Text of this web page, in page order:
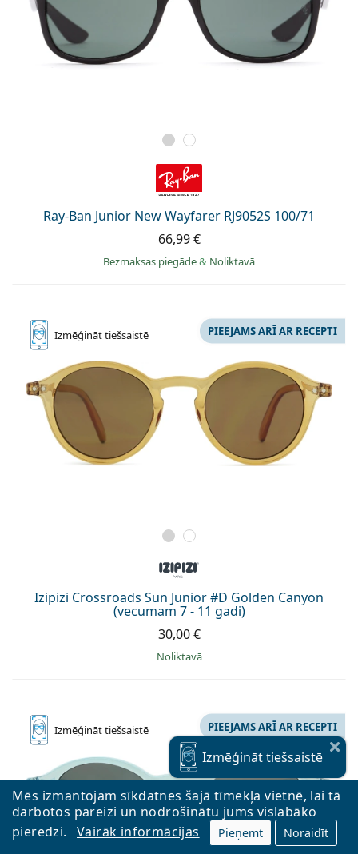
Mēs izmantojam sīkdatnes šajā tīmekļa vietnē, lai tā
darbotos pareizi un nodrošinātu jums vislabāko
pieredzi.
Vairāk informācijas Pieņemt Noraidīt
Ray-Ban Junior New Wayfarer RJ9052S 100/71
66,99 €
Bezmaksas piegāde& Noliktavā
Izmēģināttiešsaistē
Izipizi Crossroads Sun Junior #D Golden Canyon
(vecumam 7 - 11 gadi)
PIEEJAMS ARĪ AR RECEPTI
30,00 €
Noliktavā
Izmēģināttiešsaistē PIEEJAMS ARĪ AR RECEPTI
Izmēģināttiešsaistē